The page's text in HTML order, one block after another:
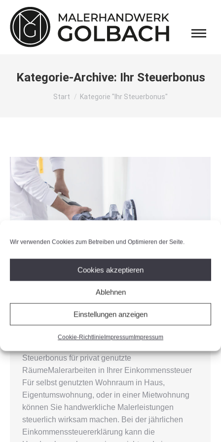
Wir verwenden Cookies zum Betreiben und Optimieren der Seite.
Cookies akzeptieren
Ablehnen
Einstellungen anzeigen
Cookie-RichtlinieImpressumImpressum
Kategorie-Archive: Ihr Steuerbonus
Sie befinden sich hier:
Start Kategorie "Ihr Steuerbonus"
Ihr Steuerbonus
26. Oktober 2020
Steuerbonus für privat genutzte
RäumeMalerarbeiten in Ihrer Einkommenssteuer
Für selbst genutzten Wohnraum in Haus,
Eigentumswohnung, oder in einer Mietwohnung
können Sie handwerkliche Malerleistungen
steuerlich wirksam machen. Bei der jährlichen
Einkommenssteuererklärung kann die